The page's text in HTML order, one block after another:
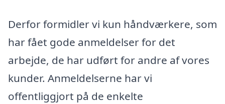
Derfor formidler vi kun håndværkere, som
har fået gode anmeldelser for det
arbejde, de har udført for andre af vores
kunder. Anmeldelserne har vi
offentliggjort på de enkelte